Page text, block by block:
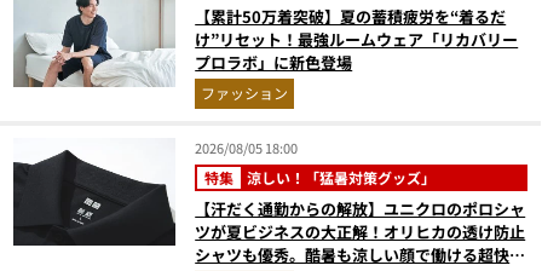
【累計50万着突破】夏の蓄積疲労を“着るだ
け”リセット！最強ルームウェア「リカバリー
プロラボ」に新色登場
ファッション
2026/08/05 18:00
特集 涼しい！「猛暑対策グッズ」
【汗だく通勤からの解放】ユニクロのポロシャ
ツが夏ビジネスの大正解！オリヒカの透け防止
シャツも優秀。酷暑も涼しい顔で働ける超快適